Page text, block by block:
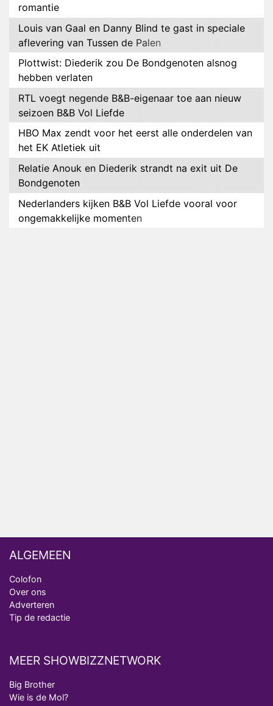
romantie
Louis van Gaal en Danny Blind te gast in speciale
aflevering van Tussen de Palen
Plottwist: Diederik zou De Bondgenoten alsnog
hebben verlaten
RTL voegt negende B&B-eigenaar toe aan nieuw
seizoen B&B Vol Liefde
HBO Max zendt voor het eerst alle onderdelen van
het EK Atletiek uit
Relatie Anouk en Diederik strandt na exit uit De
Bondgenoten
Nederlanders kijken B&B Vol Liefde vooral voor
ongemakkelijke momenten
ALGEMEEN
Colofon
Over ons
Adverteren
Tip de redactie
MEER SHOWBIZZNETWORK
Big Brother
Wie is de Mol?